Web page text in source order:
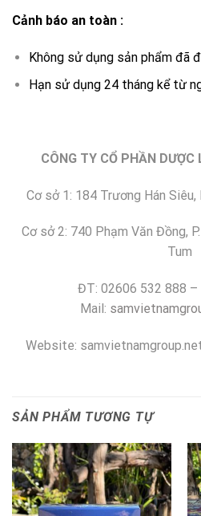
Cảnh báo an toàn :
Không sử dụng sản phẩm đã
Hạn sử dụng 24 tháng kể từ
CÔNG TY CỔ PHẦN DƯỢC
Cơ sở 1: 184 Trương Hán Siêu,
Cơ sở 2: 740 Phạm Văn Đồng,
Tum
ĐT: 02606 532 888 –
Mail:
Website:
SẢN PHẨM TƯƠNG TỰ